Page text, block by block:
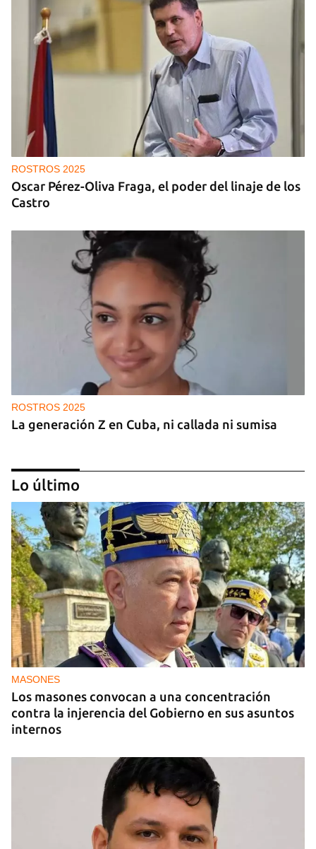
ROSTROS 2025
Oscar Pérez-Oliva Fraga, el poder del linaje de los
Castro
ROSTROS 2025
La generación Z en Cuba, ni callada ni sumisa
ROSTROS 2025
Leyanis Pérez, reina del triple salto
Lo último
MASONES
Los masones convocan a una concentración
contra la injerencia del Gobierno en sus asuntos
internos